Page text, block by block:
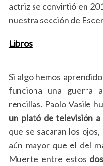
actriz se convirtió en
nuestra sección de
Libros
Si algo hemos
funciona una guerra
rencillas. Paolo Vasile
un plató de televisión
que se sacaran los
aún mayor que el del
Muerte entre estos